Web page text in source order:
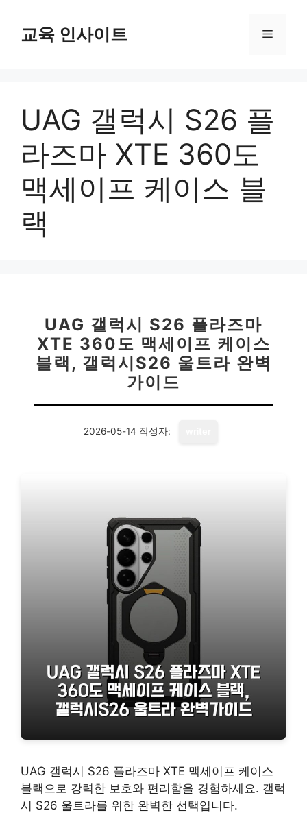
교육 인사이트 메
UAG 갤럭시 S26 플
라즈마 XTE 360도
맥세이프 케이스 블
랙
UAG 갤럭시 S26 플라즈마
XTE 360도 맥세이프 케이스
블랙, 갤럭시S26 울트라 완벽
가이드
2026-05-14 작성자:
UAG 갤럭시 S26 플라즈마 XTE 맥세이프 케이스
블랙으로 강력한 보호와 편리함을 경험하세요. 갤럭
시 S26 울트라를 위한 완벽한 선택입니다.